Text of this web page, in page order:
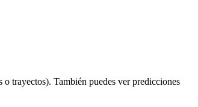
trayectos). También puedes ver predicciones